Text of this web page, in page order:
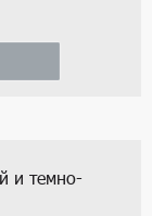
и темно-